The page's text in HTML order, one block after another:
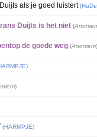
als je goed luistert (HaDe
Duijts is het niet (
de goede weg (Anoniem)
)
)
(HARMPJE)